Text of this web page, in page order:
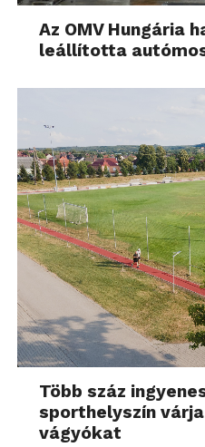
Az OMV Hungária
leállította
Több száz
sporthelyszín
vágyókat